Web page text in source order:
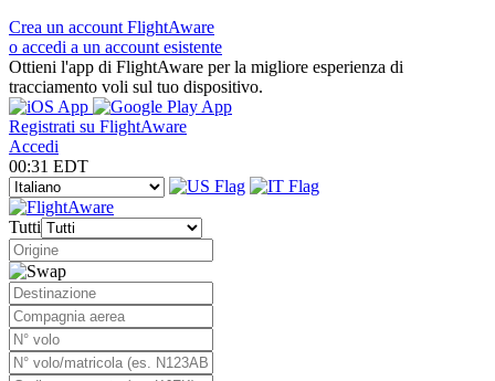
Crea un account FlightAware
o accedi a un account esistente
Ottieni l'app di FlightAware per la migliore esperienza di
tracciamento voli sul tuo dispositivo.
Registrati su FlightAware
Accedi
00:31 EDT
Tutti